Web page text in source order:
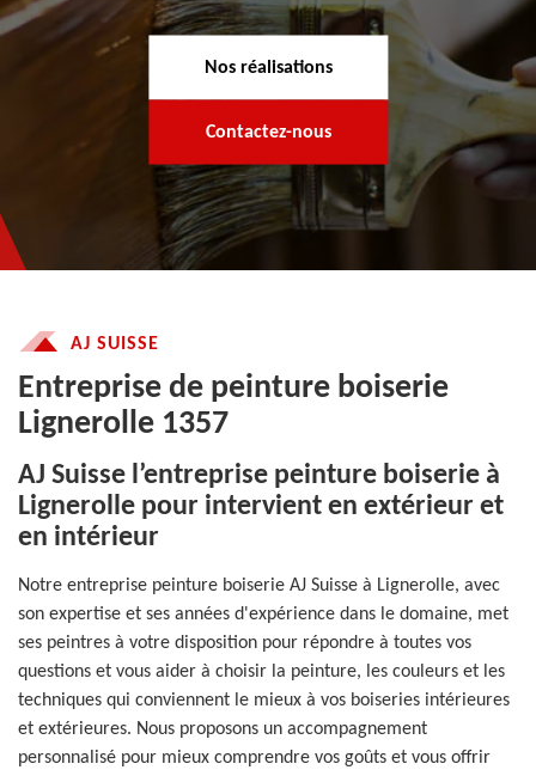
Nos réalisations
Contactez-nous
AJ SUISSE
Entreprise de peinture boiserie
Lignerolle 1357
AJ Suisse l’entreprise peinture boiserie à
Lignerolle pour intervient en extérieur et
en intérieur
Notre entreprise peinture boiserie AJ Suisse à Lignerolle, avec
son expertise et ses années d'expérience dans le domaine, met
ses peintres à votre disposition pour répondre à toutes vos
questions et vous aider à choisir la peinture, les couleurs et les
techniques qui conviennent le mieux à vos boiseries intérieures
et extérieures. Nous proposons un accompagnement
personnalisé pour mieux comprendre vos goûts et vous offrir